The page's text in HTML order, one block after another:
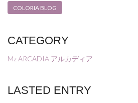
COLORIA BLOG
CATEGORY
Mz ARCADIA アルカディア
LASTED ENTRY